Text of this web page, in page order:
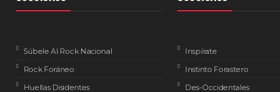
Súbele Al Rock Nacional
Rock Foráneo
Huellas Disidentes
Inspírate
Instinto Forastero
Des-Occidentales